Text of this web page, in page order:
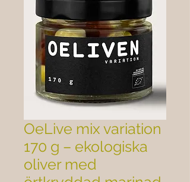
OeLive mix variation
170 g – ekologiska
oliver med